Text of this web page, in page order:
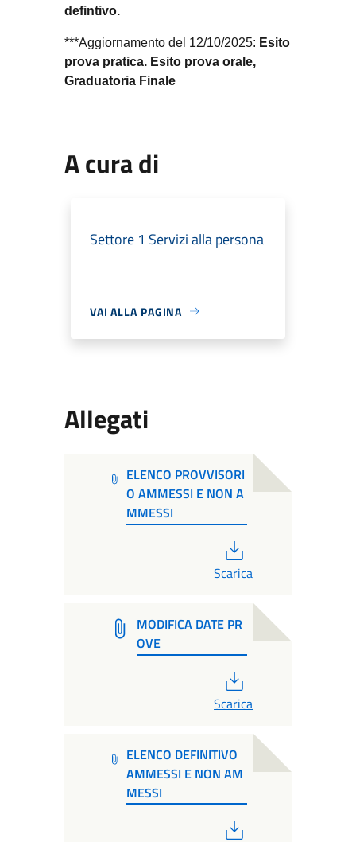
defintivo.
***Aggiornamento del 12/10/2025: Esito
prova pratica. Esito prova orale,
Graduatoria Finale
A cura di
Settore 1 Servizi alla persona
VAI ALLA PAGINA
Allegati
ELENCO PROVVISORI
O AMMESSI E NON A
MMESSI
Scarica
MODIFICA DATE PR
OVE
Scarica
ELENCO DEFINITIVO
AMMESSI E NON AM
MESSI